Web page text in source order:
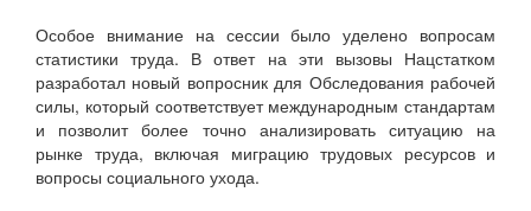
Особое внимание на сессии было уделено вопросам
статистики труда. В ответ на эти вызовы Нацстатком
разработал новый вопросник для Обследования рабочей
силы, который соответствует международным стандартам
и позволит более точно анализировать ситуацию на
рынке труда, включая миграцию трудовых ресурсов и
вопросы социального ухода.